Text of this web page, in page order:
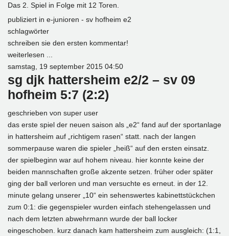
Das 2. Spiel in Folge mit 12 Toren.
publiziert in e-junioren - sv hofheim e2
schlagwörter
schreiben sie den ersten kommentar!
weiterlesen ...
samstag, 19 september 2015 04:50
sg djk hattersheim e2/2 – sv 09
hofheim 5:7 (2:2)
geschrieben von super user
das erste spiel der neuen saison als „e2“ fand auf der sportanlage
in hattersheim auf „richtigem rasen“ statt. nach der langen
sommerpause waren die spieler „heiß“ auf den ersten einsatz.
der spielbeginn war auf hohem niveau. hier konnte keine der
beiden mannschaften große akzente setzen. früher oder später
ging der ball verloren und man versuchte es erneut. in der 12.
minute gelang unserer „10“ ein sehenswertes kabinettstückchen
zum 0:1: die gegenspieler wurden einfach stehengelassen und
nach dem letzten abwehrmann wurde der ball locker
eingeschoben. kurz danach kam hattersheim zum ausgleich: (1:1,